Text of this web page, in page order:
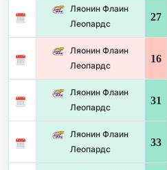
Ляонин Флаин
Леопардс
27
Ляонин Флаин
Леопардс
16
Ляонин Флаин
Леопардс
31
Ляонин Флаин
Леопардс
33